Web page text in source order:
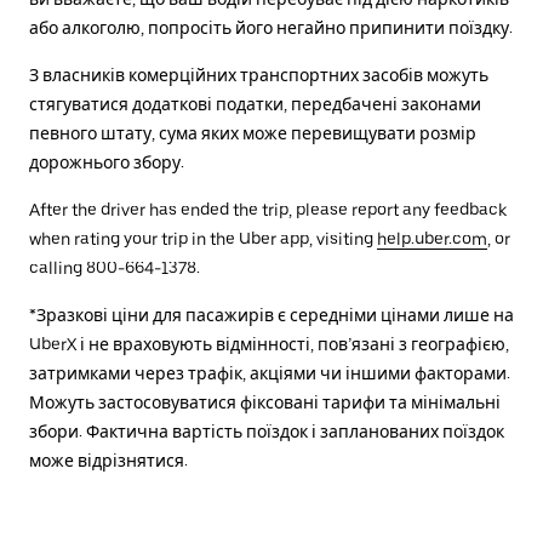
або алкоголю, попросіть його негайно припинити поїздку.
З власників комерційних транспортних засобів можуть
стягуватися додаткові податки, передбачені законами
певного штату, сума яких може перевищувати розмір
дорожнього збору.
After the driver has ended the trip, please report any feedback
when rating your trip in the Uber app, visiting help.uber.com , or
calling 800-664-1378.
*Зразкові ціни для пасажирів є середніми цінами лише на
UberX і не враховують відмінності, пов’язані з географією,
затримками через трафік, акціями чи іншими факторами.
Можуть застосовуватися фіксовані тарифи та мінімальні
збори. Фактична вартість поїздок і запланованих поїздок
може відрізнятися.